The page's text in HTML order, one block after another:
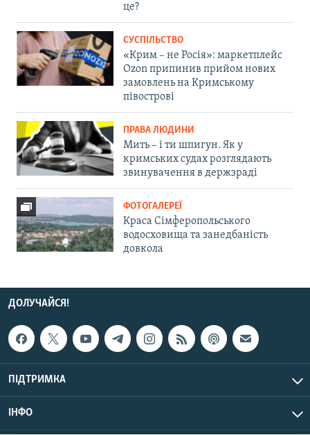
це?
СУСПІЛЬСТВО
«Крим – не Росія»: маркетплейс
Ozon припинив прийом нових
замовлень на Кримському
півострові
ПРАВА ЛЮДИНИ
Мить – і ти шпигун. Як у
кримських судах розглядають
звинувачення в держзраді
ФОТОГАЛЕРЕЇ
Краса Сімферопольського
водосховища та занедбаність
довкола
ДОЛУЧАЙСЯ!
ПІДТРИМКА
ІНФО